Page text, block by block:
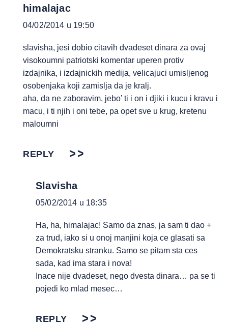
himalajac
04/02/2014 u 19:50
slavisha, jesi dobio citavih dvadeset dinara za ovaj
visokoumni patriotski komentar uperen protiv
izdajnika, i izdajnickih medija, velicajuci umisljenog
osobenjaka koji zamislja da je kralj.
aha, da ne zaboravim, jebo’ ti i on i djiki i kucu i kravu i
macu, i ti njih i oni tebe, pa opet sve u krug, kretenu
maloumni
REPLY
Slavisha
05/02/2014 u 18:35
Ha, ha, himalajac! Samo da znas, ja sam ti dao +
za trud, iako si u onoj manjini koja ce glasati sa
Demokratsku stranku. Samo se pitam sta ces
sada, kad ima stara i nova!
Inace nije dvadeset, nego dvesta dinara… pa se ti
pojedi ko mlad mesec…
REPLY